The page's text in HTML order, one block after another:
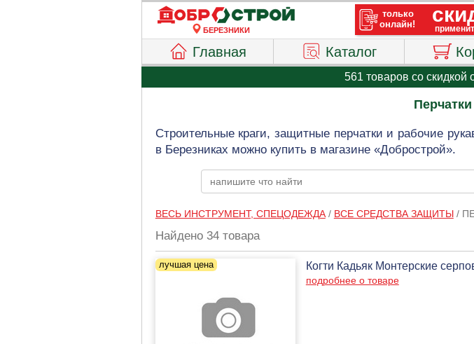
БЕРЕЗНИКИ
Главная Каталог
561 товаров со скидкой
Строительные краги, защитные перчатки и рабочие
в Березниках можно купить в магазине «Добрострой».
ВЕСЬ ИНСТРУМЕНТ, СПЕЦОДЕЖДА/ ВСЕ СРЕДСТВА ЗАЩИТЫ/
Найдено 34 товара
Когти Кадьяк Монтерские
подробнее о товаре